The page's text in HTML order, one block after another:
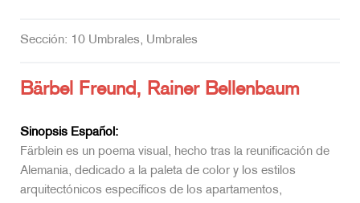
Sección: 10 Umbrales, Umbrales
Bärbel Freund, Rainer Bellenbaum
Sinopsis Español:
Färblein es un poema visual, hecho tras la reunificación de
Alemania, dedicado a la paleta de color y los estilos
arquitectónicos específicos de los apartamentos,